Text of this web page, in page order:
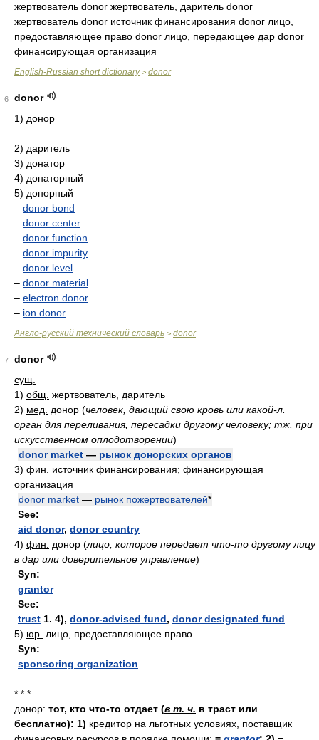
жертвователь donor жертвователь, даритель donor
жертвователь donor источник финансирования donor лицо,
предоставляющее право donor лицо, передающее дар donor
финансирующая организация
English-Russian short dictionary> donor
6
donor
1) донор
2) даритель
3) донатор
4) донаторный
5) донорный
– donor bond
– donor center
– donor function
– donor impurity
– donor level
– donor material
– electron donor
– ion donor
Англо-русский технический словарь > donor
7
donor
сущ.
1) общ. жертвователь, даритель
2) мед. донор (человек, дающий свою кровь или какой-л.
орган для переливания, пересадки другому человеку; тж. при
искусственном оплодотворении)
donor market — рынок донорских органов
3) фин.
источник финансирования; финансирующая
организация
donor market — рынок пожертвователей*
See:
aid donor, donor country
4) фин. донор (лицо, которое передает что-то другому лицу
в дар или доверительное управление)
Syn:
grantor
See:
trust 1. 4), donor-advised fund, donor designated fund
5) юр. лицо, предоставляющее право
Syn:
sponsoring organization
* * *
донор: тот, кто что-то отдает (в т. ч. в траст или
бесплатно): 1) кредитор на льготных условиях, поставщик